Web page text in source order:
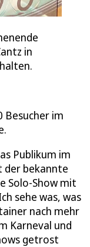
in
Besucher im
Publikum im
der bekannte
Solo-Show mit
sehe was, was
nach mehr
Karneval und
getrost